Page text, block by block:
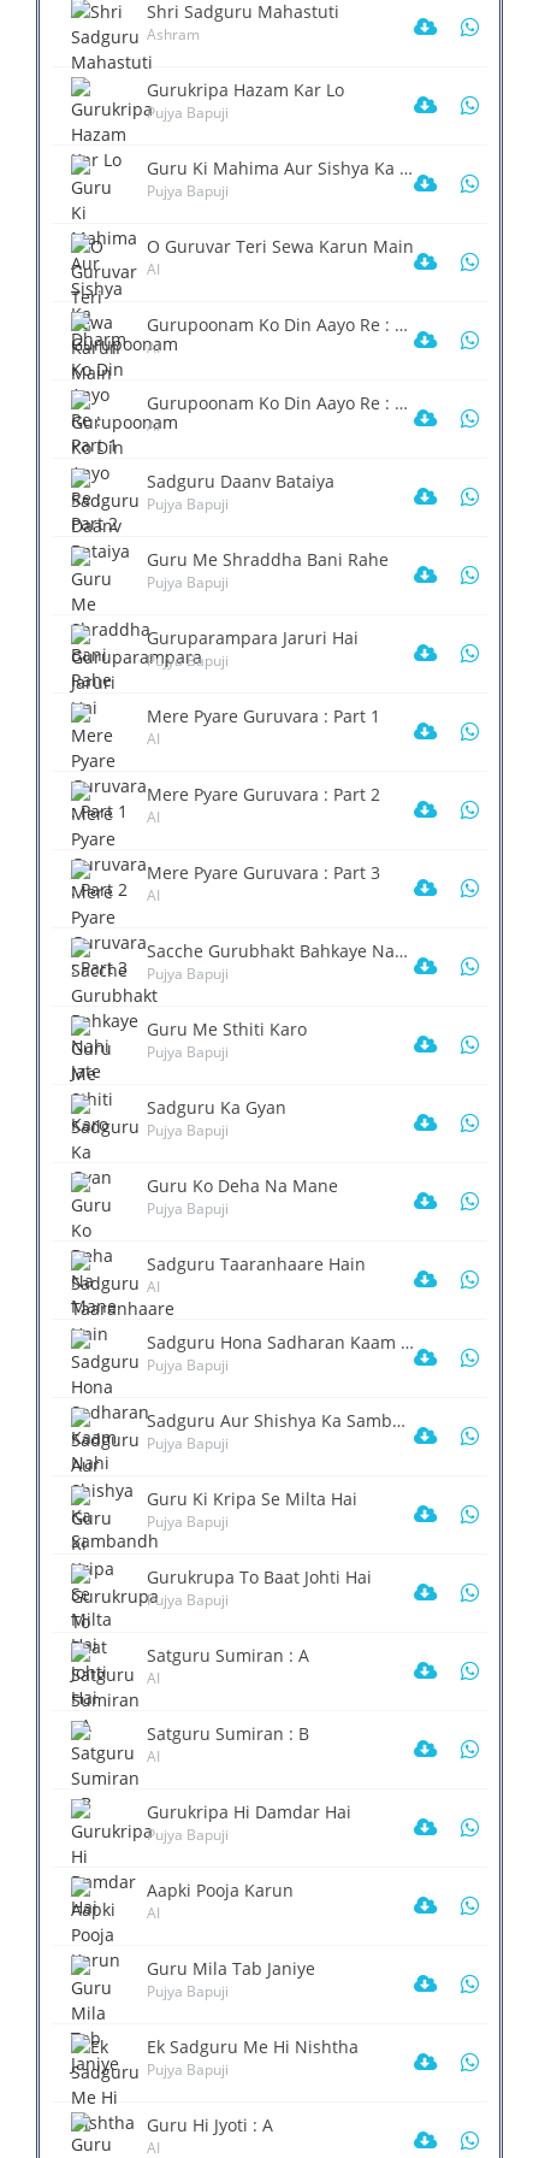
Shri Sadguru Mahastuti
Ashram
Gurukripa Hazam Kar Lo
Pujya Bapuji
Guru Ki Mahima Aur Sishya Ka Dharm
Pujya Bapuji
O Guruvar Teri Sewa Karun Main
AI
Gurupoonam Ko Din Aayo Re : Part 1
AI
Gurupoonam Ko Din Aayo Re : Part 2
AI
Sadguru Daanv Bataiya
Pujya Bapuji
Guru Me Shraddha Bani Rahe
Pujya Bapuji
Guruparampara Jaruri Hai
Pujya Bapuji
Mere Pyare Guruvara : Part 1
AI
Mere Pyare Guruvara : Part 2
AI
Mere Pyare Guruvara : Part 3
AI
Sacche Gurubhakt Bahkaye Nahi Jate
Pujya Bapuji
Guru Me Sthiti Karo
Pujya Bapuji
Sadguru Ka Gyan
Pujya Bapuji
Guru Ko Deha Na Mane
Pujya Bapuji
Sadguru Taaranhaare Hain
AI
Sadguru Hona Sadharan Kaam Nahi
Pujya Bapuji
Sadguru Aur Shishya Ka Sambandh
Pujya Bapuji
Guru Ki Kripa Se Milta Hai
Pujya Bapuji
Gurukrupa To Baat Johti Hai
Pujya Bapuji
Satguru Sumiran : A
AI
Satguru Sumiran : B
AI
Gurukripa Hi Damdar Hai
Pujya Bapuji
Aapki Pooja Karun
AI
Guru Mila Tab Janiye
Pujya Bapuji
Ek Sadguru Me Hi Nishtha
Pujya Bapuji
Guru Hi Jyoti : A
AI